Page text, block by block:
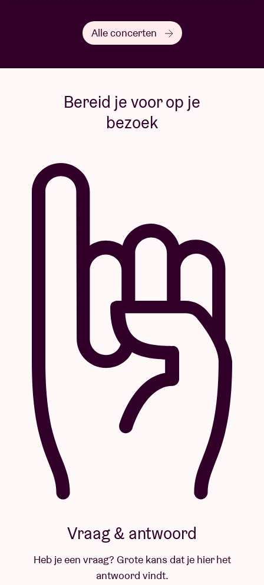
Alle concerten
Bereid je voor op je
bezoek
Vraag & antwoord
Heb je een vraag? Grote kans dat je hier het
antwoord vindt.